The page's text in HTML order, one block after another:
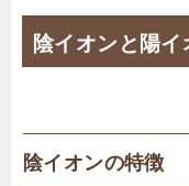
陰イオンと陽
陰イオンの特徴